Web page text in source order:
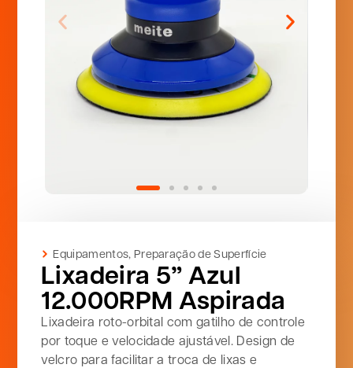
Equipamentos, Preparação de Superfície
Lixadeira 5” Azul
12.000RPM Aspirada
Lixadeira roto-orbital com gatilho de controle
por toque e velocidade ajustável. Design de
velcro para facilitar a troca de lixas e